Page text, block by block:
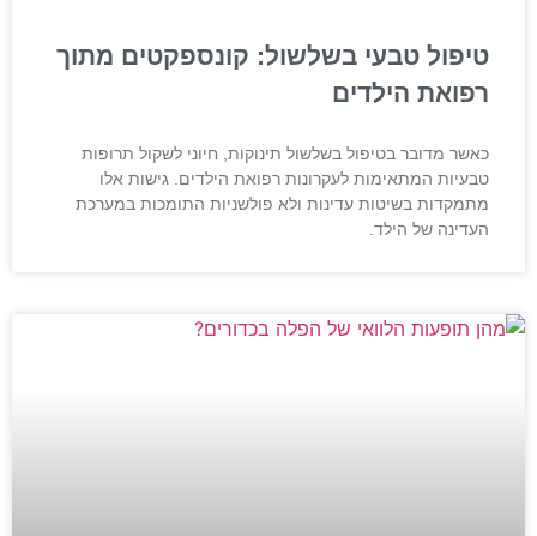
טיפול טבעי בשלשול: קונספקטים מתוך
רפואת הילדים
כאשר מדובר בטיפול בשלשול תינוקות, חיוני לשקול תרופות
טבעיות המתאימות לעקרונות רפואת הילדים. גישות אלו
מתמקדות בשיטות עדינות ולא פולשניות התומכות במערכת
העדינה של הילד.